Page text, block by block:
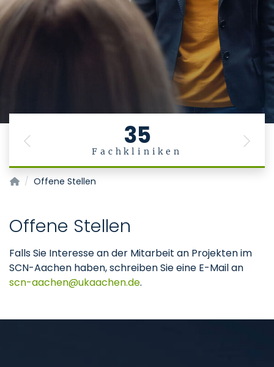
35
Fachkliniken
Previous Next
Scientific Center for Neuropathic Pain Aachen
Offene Stellen
Offene Stellen
Falls Sie Interesse an der Mitarbeit an Projekten im
SCN-Aachen haben, schreiben Sie eine E-Mail an
scn-aachen
ukaachende.